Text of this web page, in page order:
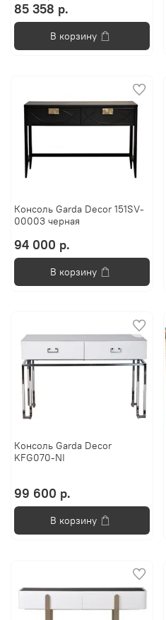
85 358 р.
В корзину
Консоль Garda Decor 151SV-
00003 черная
94 000 р.
В корзину
Консоль Garda Decor
KFG070-NI
99 600 р.
В корзину